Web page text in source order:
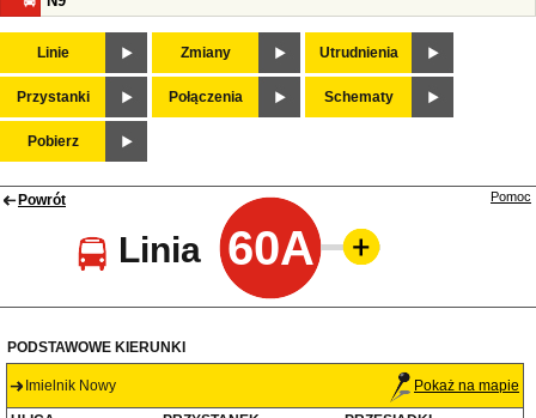
Linie Zmiany Utrudnienia
Przystanki Połączenia Schematy
Pobierz
Powrót
Linia 60A
Pomoc
PODSTAWOWE KIERUNKI
Imielnik Nowy Pokaż na mapie